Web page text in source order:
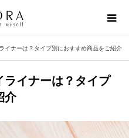
イナーは？タイプ別におすすめ商品をご紹介
イナーは？タイプ
介